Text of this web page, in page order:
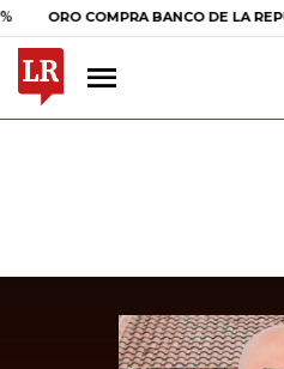
COMPRA BANCO DE LA REPÚBLICA